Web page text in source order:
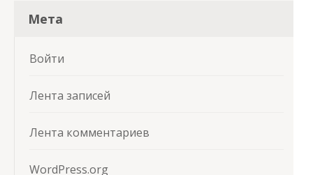
Мета
Войти
Лента записей
Лента комментариев
WordPress.org